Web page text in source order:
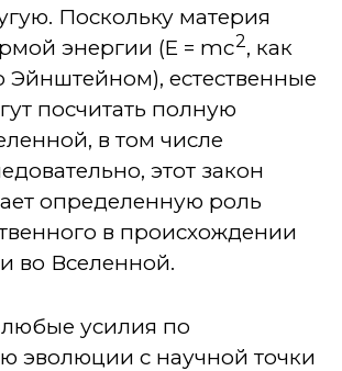
Поскольку материя
энергии (E = mc2, как
Эйнштейном), естественные
посчитать полную
в том числе
этот закон
определенную роль
в происхождении
во Вселенной.
усилия по
эволюции с научной точки